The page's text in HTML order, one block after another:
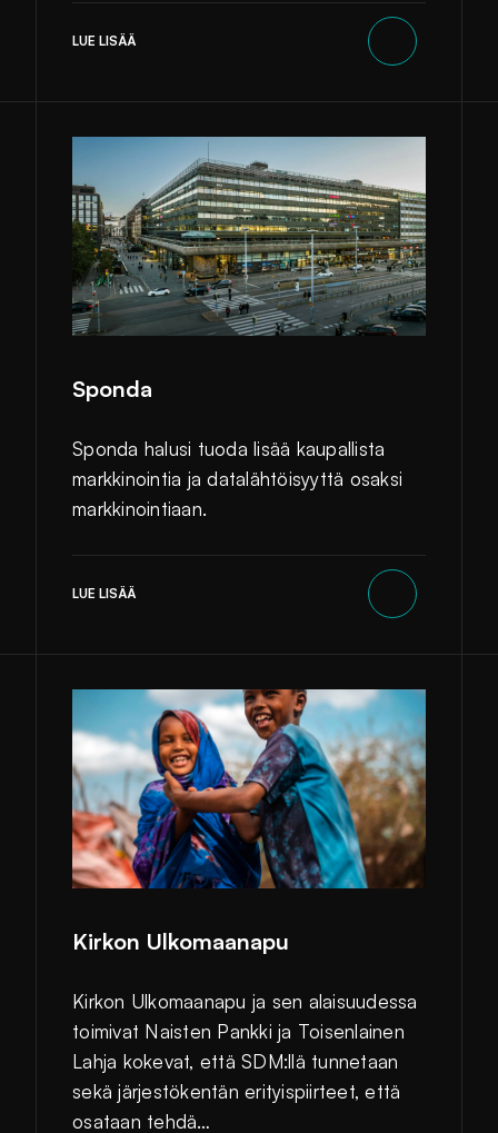
LUE LISÄÄ
Sponda
Sponda halusi tuoda lisää kaupallista
markkinointia ja datalähtöisyyttä osaksi
markkinointiaan.
LUE LISÄÄ
Kirkon Ulkomaanapu
Kirkon Ulkomaanapu ja sen alaisuudessa
toimivat Naisten Pankki ja Toisenlainen
Lahja kokevat, että SDM:llä tunnetaan
sekä järjestökentän erityispiirteet, että
osataan tehdä…